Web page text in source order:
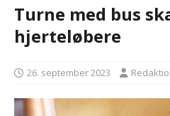
Turne med bus
hjerteløbere
26. september 2023